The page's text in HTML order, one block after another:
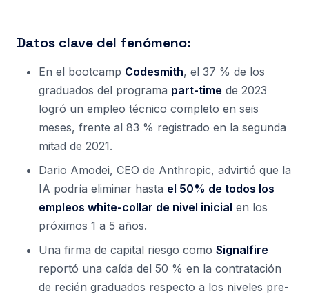
Datos clave del fenómeno:
En el bootcamp Codesmith, el 37 % de los
graduados del programa part-time de 2023
logró un empleo técnico completo en seis
meses, frente al 83 % registrado en la segunda
mitad de 2021.
Dario Amodei, CEO de Anthropic, advirtió que la
IA podría eliminar hasta el 50% de todos los
empleos white-collar de nivel inicial en los
próximos 1 a 5 años.
Una firma de capital riesgo como Signalfire
reportó una caída del 50 % en la contratación
de recién graduados respecto a los niveles pre-